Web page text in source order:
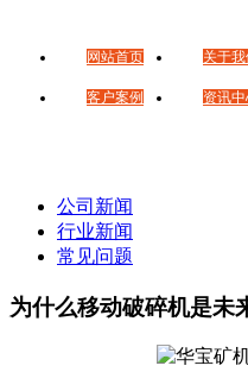
网站首页 关于我
客户案例 资讯
公司新闻
行业新闻
常见问题
为什么移动破碎机是未